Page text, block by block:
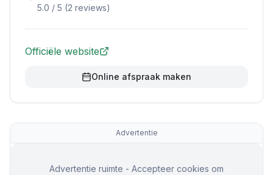
5.0 / 5 (2 reviews)
Officiële website
Online afspraak maken
Advertentie
Advertentie ruimte - Accepteer cookies om